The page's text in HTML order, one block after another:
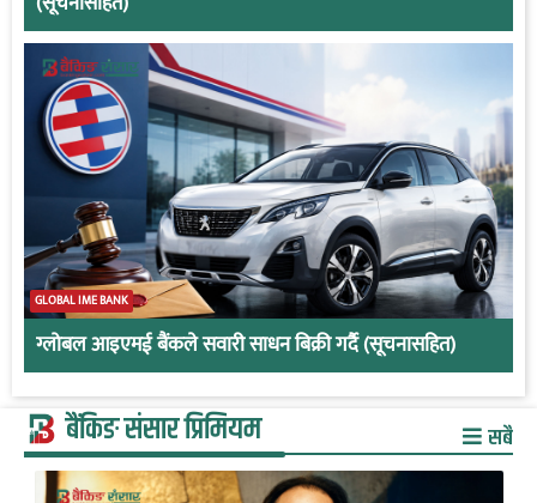
GLOBAL IME BANK
ग्लोबल आइएमई बैंकले सवारी साधन बिक्री गर्दै (सूचनासहित)
बैंकिङ संसार प्रिमियम सबै